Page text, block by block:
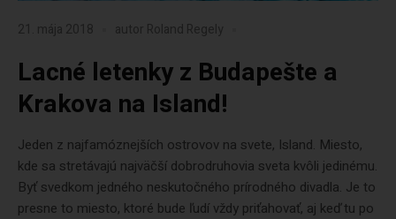
21. mája 2018 autor Roland Regely
Lacné letenky z Budapešte a
Krakova na Island!
Jeden z najfamóznejších ostrovov na svete, Island. Miesto,
kde sa stretávajú najväčší dobrodruhovia sveta kvôli jedinému.
Byť svedkom jedného neskutočného prírodného divadla. Je to
presne to miesto, ktoré bude ľudí vždy priťahovať, aj keď tu po